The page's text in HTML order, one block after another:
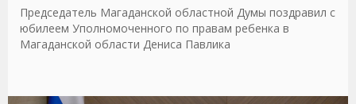
Председатель Магаданской областной Думы поздравил с
юбилеем Уполномоченного по правам ребенка в
Магаданской области Дениса Павлика